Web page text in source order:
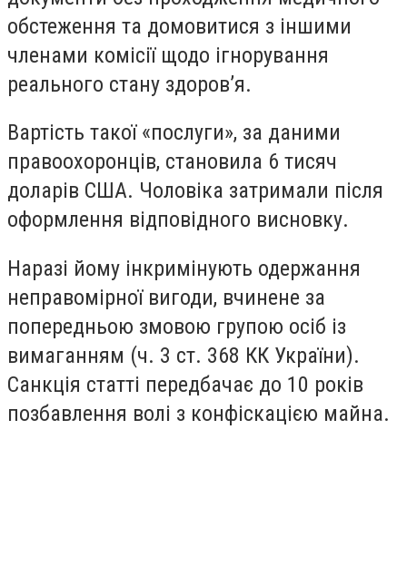
обстеження та домовитися з іншими
членами комісії щодо ігнорування
реального стану здоров’я.
Вартість такої «послуги», за даними
правоохоронців, становила 6 тисяч
доларів США. Чоловіка затримали після
оформлення відповідного висновку.
Наразі йому інкримінують одержання
неправомірної вигоди, вчинене за
попередньою змовою групою осіб із
вимаганням (ч. 3 ст. 368 КК України).
Санкція статті передбачає до 10 років
позбавлення волі з конфіскацією майна.